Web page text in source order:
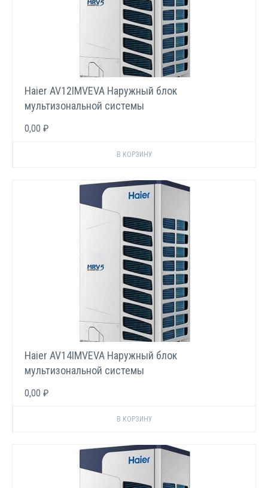
Haier AV12IMVEVA Наружный блок
мультизональной системы
0,00 ₽
Haier AV14IMVEVA Наружный блок
мультизональной системы
0,00 ₽